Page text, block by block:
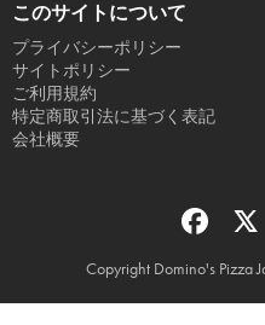
このサイトについて
プライバシーポリシー
サイトポリシー
ご利用規約
特定商取引法に基づく表記
会社概要
Copyright Domino's Pizza